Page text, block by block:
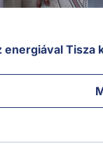
energiával Tisza